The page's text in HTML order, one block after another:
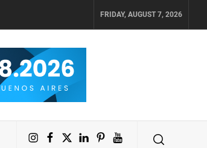
FRIDAY, AUGUST 7, 2026
Instagram
Facebook
X LinkedIn
PinterestYouTube